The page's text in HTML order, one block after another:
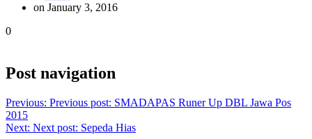
on January 3, 2016
0
Post navigation
Previous: Previous post: SMADAPAS Runer Up DBL Jawa Pos
2015
Next: Next post: Sepeda Hias